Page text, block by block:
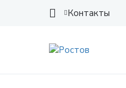
Контакты